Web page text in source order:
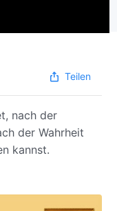
Teilen
nach der
der Wahrheit
kannst.